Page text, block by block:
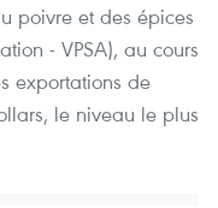
poivre et des épices
- VPSA), au cours
exportations de
le niveau le plus